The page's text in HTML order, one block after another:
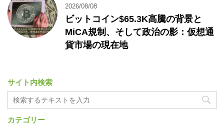
2026/08/08
ビットコイン$65.3K高騰の背景と
MiCA規制、そして政治の影：仮想通
貨市場の現在地
サイト内検索
カテゴリー